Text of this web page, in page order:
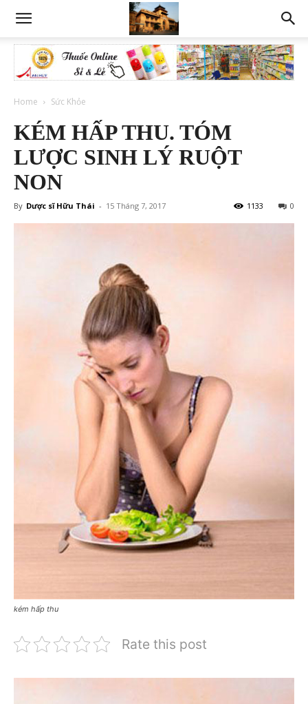
Home Sức Khỏe
KÉM HẤP THU. TÓM
LƯỢC SINH LÝ RUỘT
NON
By Dược sĩ Hữu Thái - 15 Tháng 7, 2017 0
1133
kém hấp thu
Rate this post